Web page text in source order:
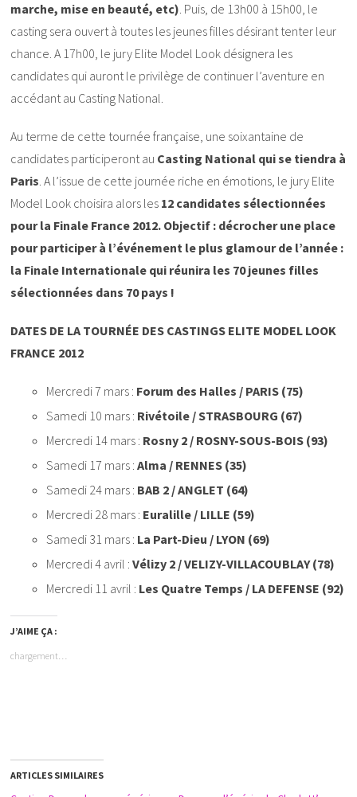
marche, mise en beauté, etc). Puis, de 13h00 à 15h00, le
casting sera ouvert à toutes les jeunes filles désirant tenter leur
chance. A 17h00, le jury Elite Model Look désignera les
candidates qui auront le privilège de continuer l’aventure en
accédant au Casting National.
Au terme de cette tournée française, une soixantaine de
candidates participeront au Casting National qui se tiendra à
Paris. A l’issue de cette journée riche en émotions, le jury Elite
Model Look choisira alors les 12 candidates sélectionnées
pour la Finale France 2012. Objectif : décrocher une place
pour participer à l’événement le plus glamour de l’année :
la Finale Internationale qui réunira les 70 jeunes filles
sélectionnées dans 70 pays !
DATES DE LA TOURNÉE DES CASTINGS ELITE MODEL LOOK
FRANCE 2012
Mercredi 7 mars : Forum des Halles / PARIS (75)
Samedi 10 mars : Rivétoile / STRASBOURG (67)
Mercredi 14 mars : Rosny 2 / ROSNY-SOUS-BOIS (93)
Samedi 17 mars :Alma / RENNES (35)
Samedi 24 mars : BAB 2 / ANGLET (64)
Mercredi 28 mars : Euralille / LILLE (59)
Samedi 31 mars : La Part-Dieu / LYON (69)
Mercredi 4 avril :Vélizy 2 / VELIZY-VILLACOUBLAY (78)
Mercredi 11 avril : Les Quatre Temps / LA DEFENSE (92)
J’AIME ÇA :
chargement…
ARTICLES SIMILAIRES